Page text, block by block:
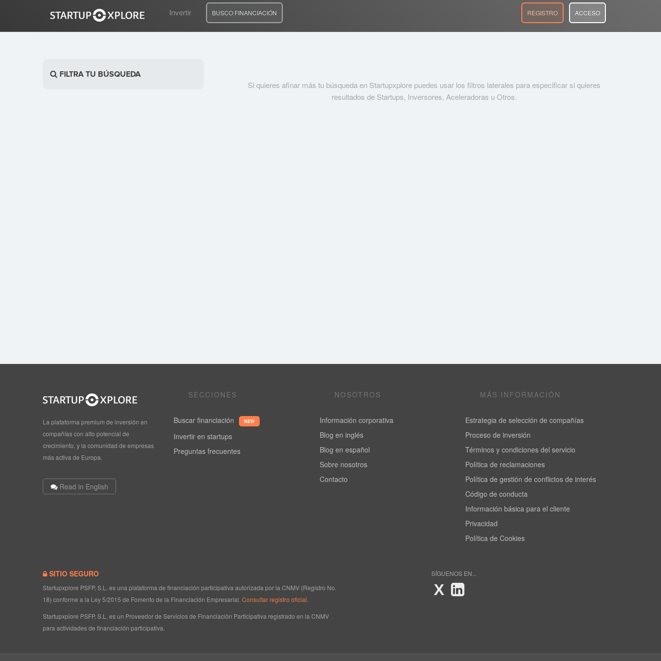
Invertir BUSCO FINANCIACIÓN REGISTRO ACCESO
FILTRA TU BÚSQUEDA
Si quieres afinar más tu búsqueda en Startupxplore puedes usar los filtros laterales para especificar si quieres
resultados de Startups, Inversores, Aceleradoras u Otros.
La plataforma premium de inversión en
compañías con alto potencial de
crecimiento, y la comunidad de empresas
más activa de Europa.
Read in English
SECCIONES
Buscar financiación NEW
Invertir en startups
Preguntas frecuentes
NOSOTROS
Información corporativa
Blog en inglés
Blog en español
Sobre nosotros
Contacto
MÁS INFORMACIÓN
Estrategia de selección de compañías
Proceso de inversión
Términos y condiciones del servicio
Política de reclamaciones
Política de gestión de conflictos de interés
Código de conducta
Información básica para el cliente
Privacidad
Política de Cookies
SITIO SEGURO
Startupxplore PSFP, S.L. es una plataforma de financiación participativa autorizada por la CNMV (Registro No.
18) conforme a la Ley 5/2015 de Fomento de la Financiación Empresarial. Consultar registro oficial
Startupxplore PSFP, S.L. es un Proveedor de Servicios de Financiación Participativa registrado en la CNMV
para actividades de financiación participativa.
SÍGUENOS EN...
X